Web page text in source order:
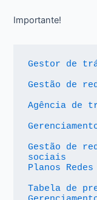
Importante!
Gestor de
Gestão de
Agência de
Gestão de
sociais
Planos
Tabela de